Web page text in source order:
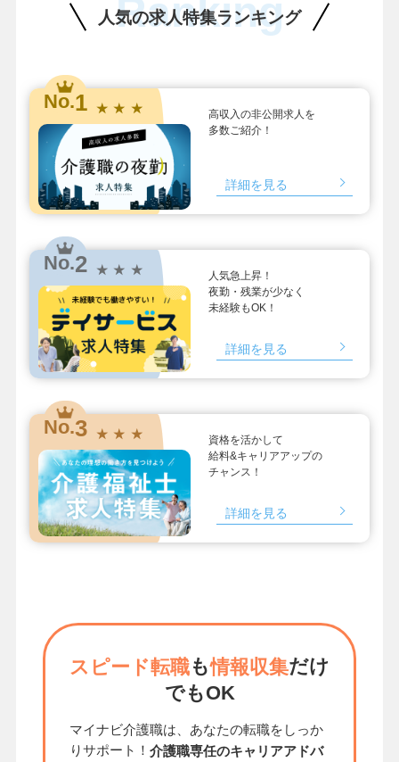
人気の求人特集ランキング
Ranking
No.1 ★ ★ ★
高収入の非公開求人を
多数ご紹介！
詳細を見る
No.2 ★ ★ ★
人気急上昇！
夜勤・残業が少なく
未経験もOK！
詳細を見る
No.3 ★ ★ ★
資格を活かして
給料&キャリアアップの
チャンス！
詳細を見る
スピード転職も情報収集だけ
でもOK
マイナビ介護職は、あなたの転職をしっか
りサポート！ 介護職専任のキャリアアドバ